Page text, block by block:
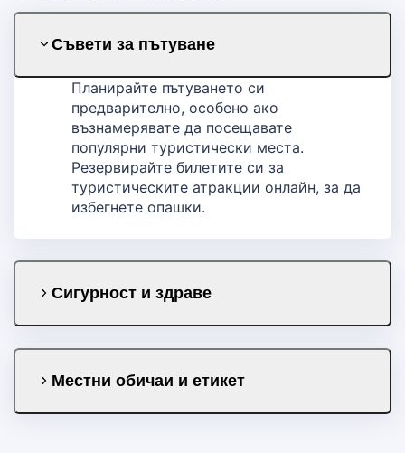
Съвети за пътуване
Планирайте пътуването си
предварително, особено ако
възнамерявате да посещавате
популярни туристически места.
Резервирайте билетите си за
туристическите атракции онлайн, за да
избегнете опашки.
Сигурност и здраве
Местни обичаи и етикет